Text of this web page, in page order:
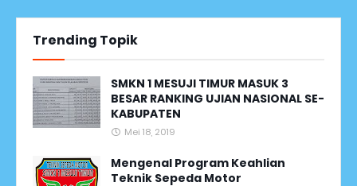
Trending Topik
SMKN 1 MESUJI TIMUR MASUK 3
BESAR RANKING UJIAN NASIONAL SE-
KABUPATEN
Mei 18, 2019
Mengenal Program Keahlian
Teknik Sepeda Motor